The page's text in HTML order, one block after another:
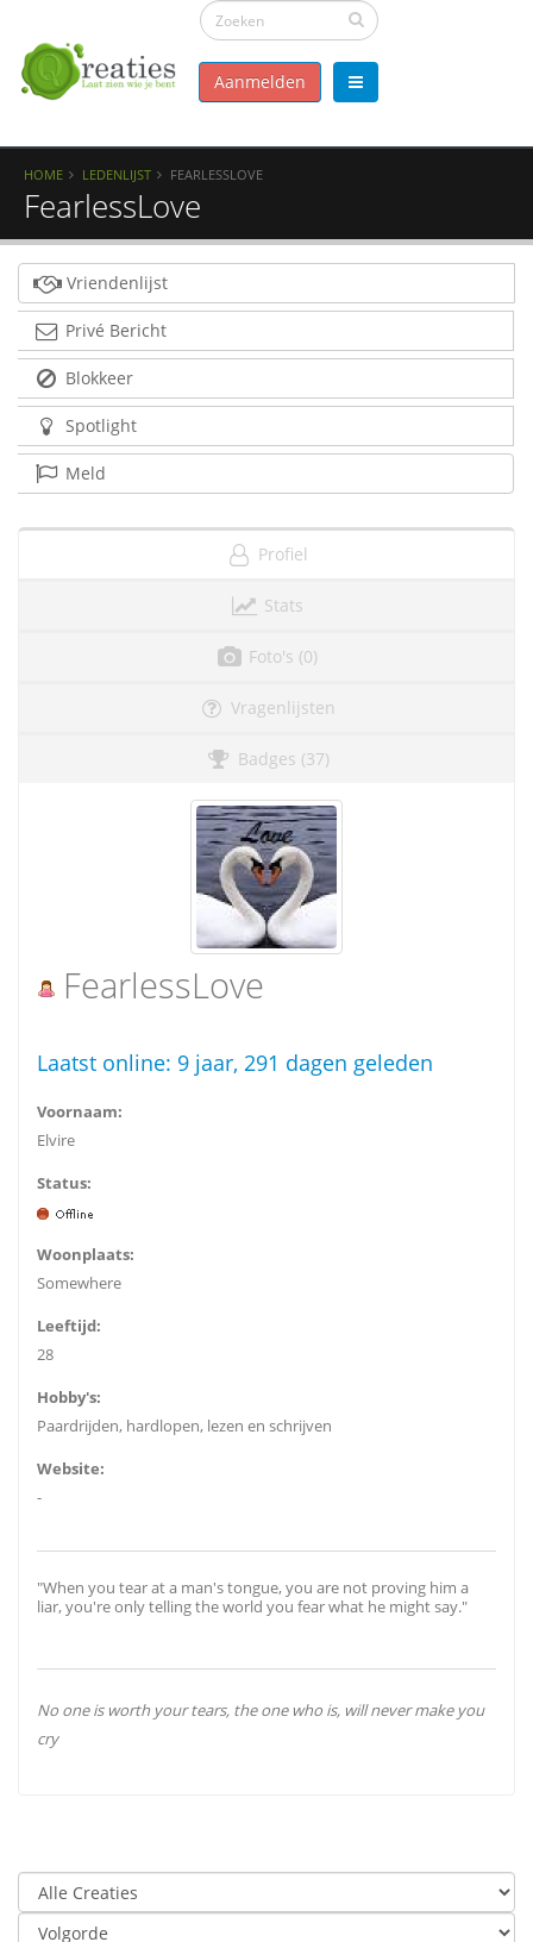
Aanmelden
HOME LEDENLIJST FEARLESSLOVE
FearlessLove
Vriendenlijst
Privé Bericht
Blokkeer
Spotlight
Meld
Profiel
Stats
Foto's (0)
Vragenlijsten
Badges (37)
FearlessLove
Laatst online: 9 jaar, 291 dagen geleden
Voornaam:
Elvire
Status:
Woonplaats:
Somewhere
Leeftijd:
28
Hobby's:
Paardrijden, hardlopen, lezen en schrijven
Website:
-
"When you tear at a man's tongue, you are not proving him a
liar, you're only telling the world you fear what he might say."
No one is worth your tears, the one who is, will never make you
cry